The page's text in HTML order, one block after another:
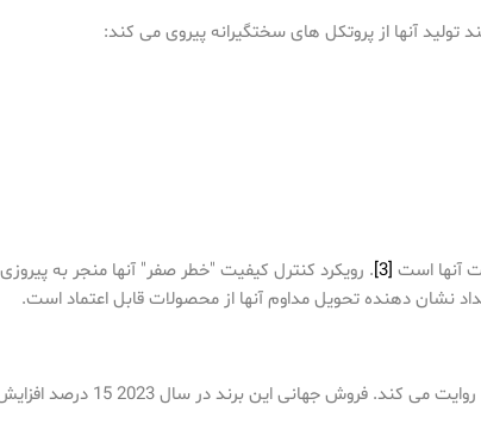
[3]
. رویکرد کنترل کیفیت "خطر صفر" آنها منجر به
نشان دهنده تحویل مداوم آنها از محصولات قابل اعتماد است.